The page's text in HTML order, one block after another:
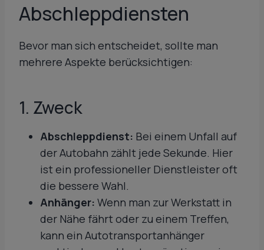
Abschleppdiensten
Bevor man sich entscheidet, sollte man
mehrere Aspekte berücksichtigen:
1. Zweck
Abschleppdienst: Bei einem Unfall auf
der Autobahn zählt jede Sekunde. Hier
ist ein professioneller Dienstleister oft
die bessere Wahl.
Anhänger: Wenn man zur Werkstatt in
der Nähe fährt oder zu einem Treffen,
kann ein Autotransportanhänger